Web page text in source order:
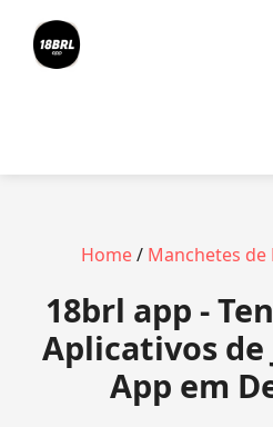
Home/ Manchetes de
18brl app -
Aplicativos de
App em